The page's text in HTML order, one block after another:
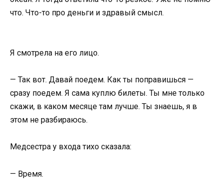
что. Что-то про деньги и здравый смысл.
Я смотрела на его лицо.
— Так вот. Давай поедем. Как ты поправишься —
сразу поедем. Я сама куплю билеты. Ты мне только
скажи, в каком месяце там лучше. Ты знаешь, я в
этом не разбираюсь.
Медсестра у входа тихо сказала:
— Время.